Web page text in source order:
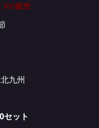
の販売
九州
セット